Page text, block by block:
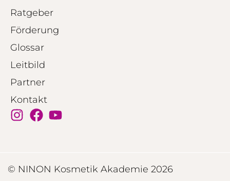
Ratgeber
Förderung
Glossar
Leitbild
Partner
Kontakt
© NINON Kosmetik Akademie 2026